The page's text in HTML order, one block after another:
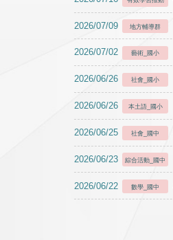
2026/07/09 地方輔導群
2026/07/02 藝術_國小
2026/06/26 社會_國小
2026/06/26 本土語_國小
2026/06/25 社會_國中
2026/06/23 綜合活動_國中
2026/06/22 數學_國中